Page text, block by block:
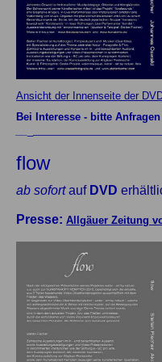
Ansicht der Innenseite der
Bei Interesse - bitte
flow
ab sofortauf DVD
Presse: Allgäuer Zeitung